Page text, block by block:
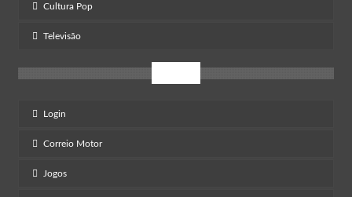
Cultura Pop
Televisão
Login
Correio Motor
Jogos